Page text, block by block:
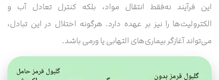
این فرآیند نه‌فقط انتقال مواد، بلکه کنترل تعادل آب و
الکترولیت‌ها را نیز بر عهده دارد. هرگونه اختلال در این تبادل،
می‌تواند آغازگر بیماری‌های التهابی یا ورمی باشد.